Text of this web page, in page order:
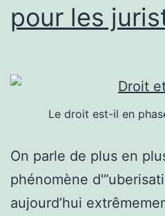
pour les
Le droit est-il en
On parle de plus en
phénomène
aujourd’hui